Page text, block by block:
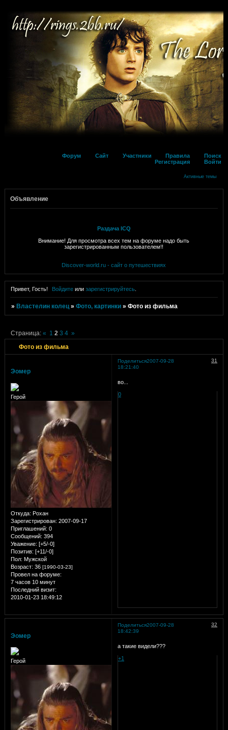
Форум Сайт Участники Правила
Поиск
Регистрация
Войти
Активные темы
Объявление
Раздача ICQ
Внимание! Для просмотра всех тем на форуме надо быть
зарегистрированным пользователем!!
Discover-world.ru - сайт о путешествиях
Привет, Гость! Войдите илизарегистрируйтесь
» Властелин колец »Фото, картинки »Фото из фильма
Фото из фильма
Страница:« 1 2 3 4 »
Поделиться 31
2007-09-28
18:21:40
Эомер
Герой
Откуда: Рохан
Зарегистрирован: 2007-09-17
Приглашений: 0
Сообщений: 394
Уважение: [+5/-0]
Позитив: [+11/-0]
Пол: Мужской
Возраст: 36 [1990-03-23]
Провел на форуме:
7 часов 10 минут
Последний визит:
2010-01-23 18:49:12
во...
0
Поделиться 32
2007-09-28
18:42:39
Эомер
Герой
а такие видели???
+1